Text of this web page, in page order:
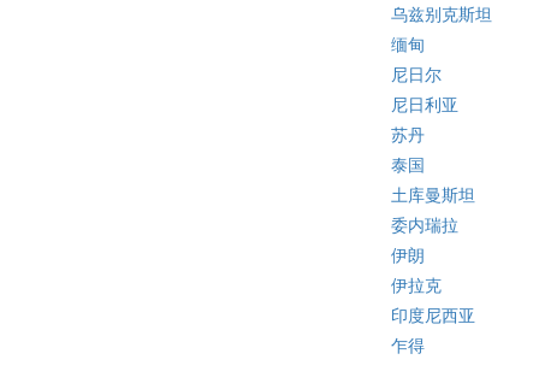
乌兹别克斯坦
缅甸
尼日尔
尼日利亚
苏丹
泰国
土库曼斯坦
委内瑞拉
伊朗
伊拉克
印度尼西亚
乍得